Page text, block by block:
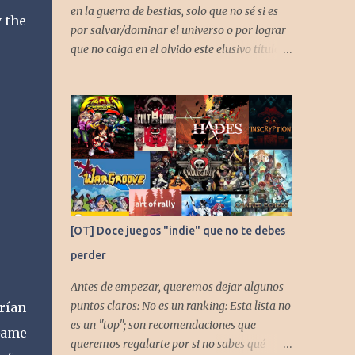
the
en la guerra de bestias, solo que no sé si es
por salvar/dominar el universo o por lograr
que no caiga en el olvido este elusivo título
[OT] Doce juegos "indie" que no te debes
perder
Antes de empezar, queremos dejar algunos
puntos claros: No es un ranking: Esta lista no
es un "top"; son recomendaciones que
queremos regalarte por si no sabes qué